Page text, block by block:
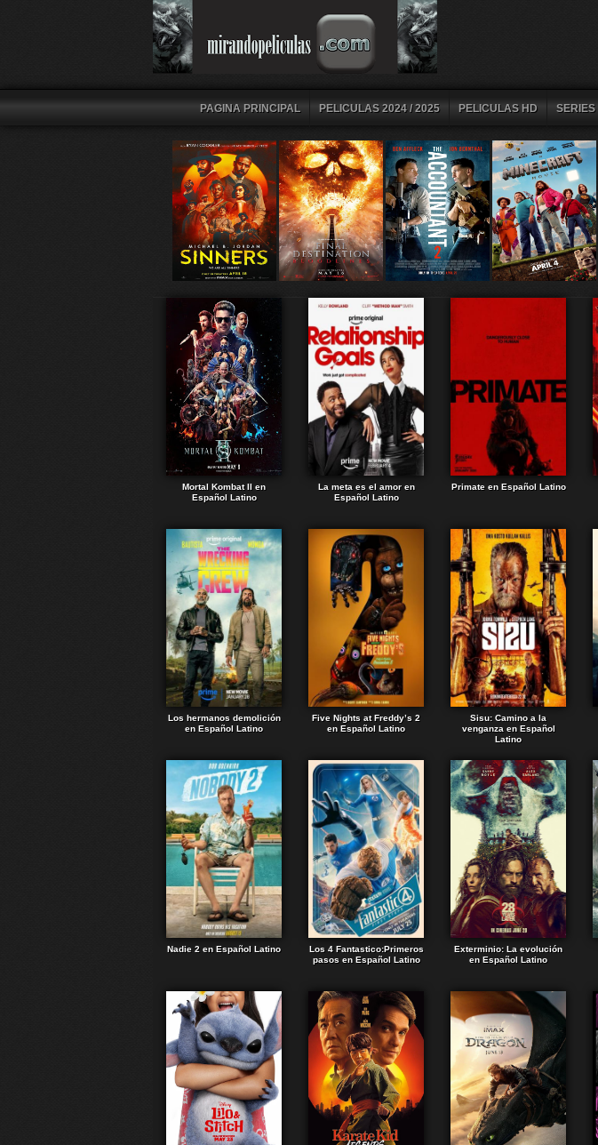
PAGINA PRINCIPAL PELICULAS 2024 / 2025 PELICULAS HD SERIES
Mortal Kombat II en
Español Latino
La meta es el amor en
Español Latino
Primate en Español Latino
Los hermanos demolición
en Español Latino
Five Nights at Freddy’s 2
en Español Latino
Sisu: Camino a la
venganza en Español
Latino
Nadie 2 en Español Latino
Los 4 Fantastico:Primeros
pasos en Español Latino
Exterminio: La evolución
en Español Latino